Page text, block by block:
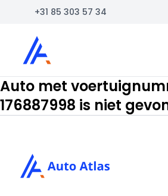
+31 85 303 57 34
Auto Atlas
Auto met
176887998 is niet